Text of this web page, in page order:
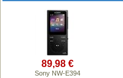
89,98 €
Sony NW-E394